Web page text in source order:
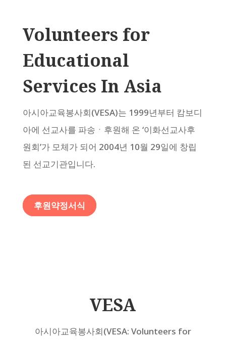
Volunteers for
Educational
Services In Asia
아시아교육봉사회(VESA)는 1999년부터 캄보디
아에 선교사를 파송ㆍ후원해 온 ‘이화선교사후
원회’가 모체가 되어 2004년 10월 29일에 창립
된 선교기관입니다.
후원약정서식
VESA
아시아교육봉사회(VESA: Volunteers for